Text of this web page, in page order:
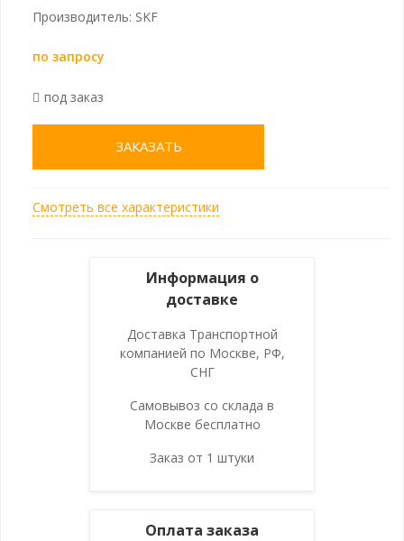
Производитель: SKF
по запросу
под заказ
ЗАКАЗАТЬ
Смотреть все характеристики
Информация о
доставке
Доставка Транспортной
компанией по Москве, РФ,
СНГ
Самовывоз со склада в
Москве бесплатно
Заказ от 1 штуки
Оплата заказа